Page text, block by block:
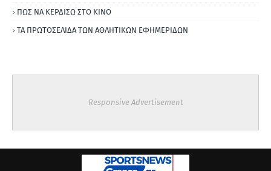
ΠΩΣ ΝΑ ΚΕΡΔΙΣΩ ΣΤΟ ΚΙΝΟ
ΤΑ ΠΡΩΤΟΣΕΛΙΔΑ ΤΩΝ ΑΘΛΗΤΙΚΩΝ ΕΦΗΜΕΡΙΔΩΝ
Responsive Advertisement